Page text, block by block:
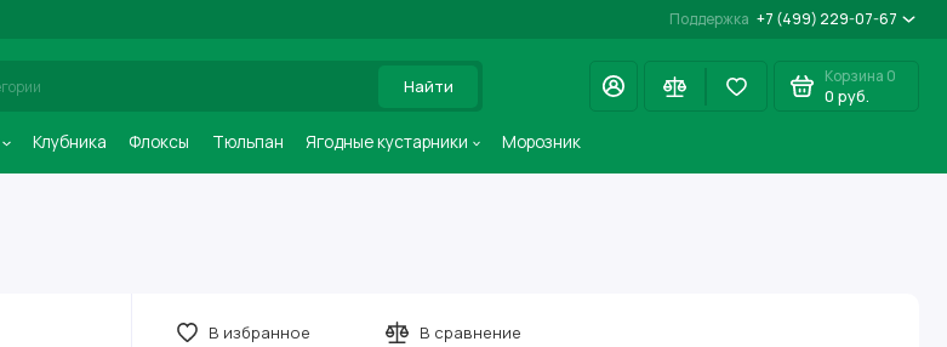
Поддержка +7 (499) 229-07-67
Найти Корзина 0
0 руб.
Клубника Флоксы Тюльпан Ягодные кустарники Морозник
В избранное В сравнение